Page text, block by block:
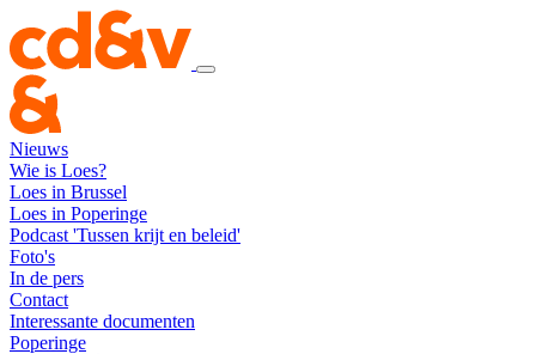
Nieuws
Wie is Loes?
Loes in Brussel
Loes in Poperinge
Podcast 'Tussen krijt en beleid'
Foto's
In de pers
Contact
Interessante documenten
Poperinge